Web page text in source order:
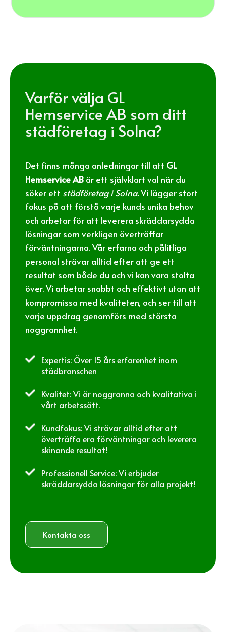
Varför välja GL
Hemservice AB som ditt
städföretag i Solna?
Det finns många anledningar till att GL
Hemservice AB är ett självklart val när du
söker ett städföretag i Solna.Vi lägger stort
fokus på att förstå varje kunds unika behov
och arbetar för att leverera skräddarsydda
lösningar som verkligen överträffar
förväntningarna. Vår erfarna och pålitliga
personal strävar alltid efter att ge ett
resultat som både du och vi kan vara stolta
över. Vi arbetar snabbt och effektivt utan att
kompromissa med kvaliteten, och ser till att
varje uppdrag genomförs med största
noggrannhet.

Expertis: Över 15 års erfarenhet inom
städbranschen

Kvalitet: Vi är noggranna och kvalitativa i
vårt arbetssätt.

Kundfokus: Vi strävar alltid efter att
överträffa era förväntningar och leverera
skinande resultat!

Professionell Service: Vi erbjuder
skräddarsydda lösningar för alla projekt!
Kontakta oss